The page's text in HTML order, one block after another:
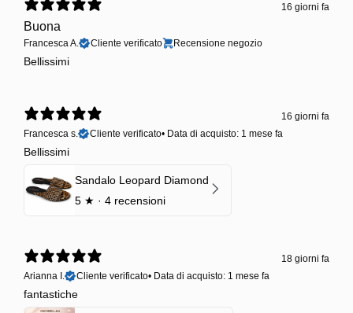
16 giorni fa
Buona
Francesca A. Cliente verificato Recensione negozio
Bellissimi
16 giorni fa
Francesca s.
Cliente verificato• Data di acquisto: 1 mese fa
Bellissimi
Sandalo Leopard Diamond
5 ★ · 4 recensioni
18 giorni fa
Arianna I.
Cliente verificato• Data di acquisto: 1 mese fa
fantastiche